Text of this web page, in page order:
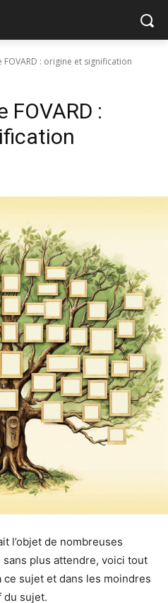
: origine et signification
:
l’objet de nombreuses
plus attendre, voici tout
sujet et dans les moindres
du sujet.